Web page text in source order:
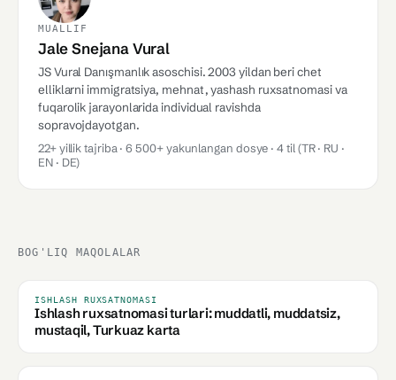
MUALLIF
Jale Snejana Vural
JS Vural Danışmanlık asoschisi. 2003 yildan beri chet
elliklarni immigratsiya, mehnat, yashash ruxsatnomasi va
fuqarolik jarayonlarida individual ravishda
sopravojdayotgan.
22+ yillik tajriba · 6 500+ yakunlangan dosye · 4 til (TR · RU ·
EN · DE)
BOG'LIQ MAQOLALAR
ISHLASH RUXSATNOMASI
Ishlash ruxsatnomasi turlari: muddatli, muddatsiz,
mustaqil, Turkuaz karta